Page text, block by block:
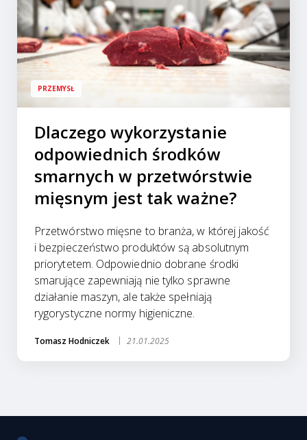
PRZEMYSŁ
Dlaczego wykorzystanie
odpowiednich środków
smarnych w przetwórstwie
mięsnym jest tak ważne?
Przetwórstwo mięsne to branża, w której jakość
i bezpieczeństwo produktów są absolutnym
priorytetem. Odpowiednio dobrane środki
smarujące zapewniają nie tylko sprawne
działanie maszyn, ale także spełniają
rygorystyczne normy higieniczne.
Tomasz Hodniczek 21.01.2025